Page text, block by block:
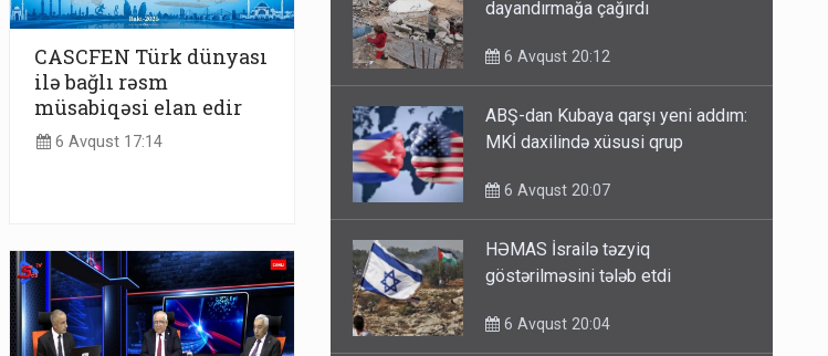
CASCFEN Türk dünyası
ilə bağlı rəsm
müsabiqəsi elan edir
6 Avqust 17:14
dayandırmağa çağırdı
6 Avqust 20:12
ABŞ-dan Kubaya qarşı yeni addım:
MKİ daxilində xüsusi qrup
6 Avqust 20:07
HƏMAS İsrailə təzyiq
göstərilməsini tələb etdi
6 Avqust 20:04